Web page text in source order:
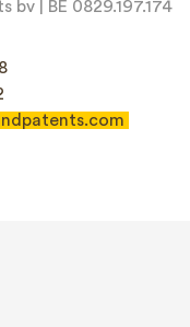
bv | BE 0829.197.174